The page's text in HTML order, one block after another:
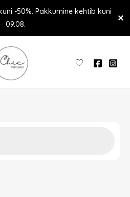
-50%. Pakkumine kehtib kuni
09.08.
✕